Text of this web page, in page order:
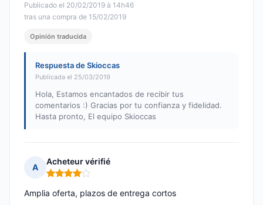
Publicado el 20/02/2019 à 14h46
tras una compra de 15/02/2019
Opinión traducida
Respuesta de Skioccas
Publicada el 25/03/2019
Hola, Estamos encantados de recibir tus
comentarios :) Gracias por tu confianza y fidelidad.
Hasta pronto, El equipo Skioccas
A
Acheteur vérifié
Nota: 4 de 5
Amplia oferta, plazos de entrega cortos